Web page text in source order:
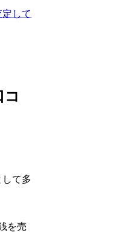
して
コ
て多
を売